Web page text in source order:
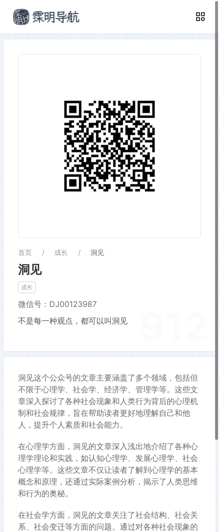
首页 成长 洞见
洞见
成长
微信号：DJ00123987
不是每一种观点，都可以叫洞见
洞见这个公众号的文章主要涵盖了多个领域，包括但
不限于心理学、社会学、经济学、管理学等。这些文
章深入探讨了各种社会现象和人类行为背后的心理机
制和社会规律，旨在帮助读者更好地理解自己和他
人，提升个人素质和社会能力。
在心理学方面，洞见的文章深入浅出地介绍了各种心
理学理论和实践，如认知心理学、发展心理学、社会
心理学等。这些文章不仅让读者了解到心理学的基本
概念和原理，还通过实际案例分析，揭示了人类思维
和行为的奥秘。
在社会学方面，洞见的文章关注了社会结构、社会关
系、社会变迁等方面的问题。通过对各种社会现象的